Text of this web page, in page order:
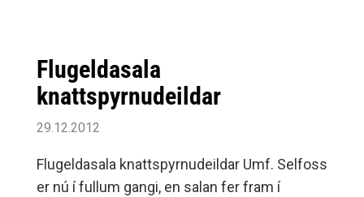
Flugeldasala
knattspyrnudeildar
29.12.2012
Flugeldasala knattspyrnudeildar Umf. Selfoss
er nú í fullum gangi, en salan fer fram í